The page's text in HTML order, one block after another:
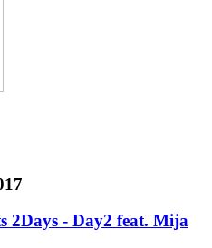
2Days - Day2 feat. Mija